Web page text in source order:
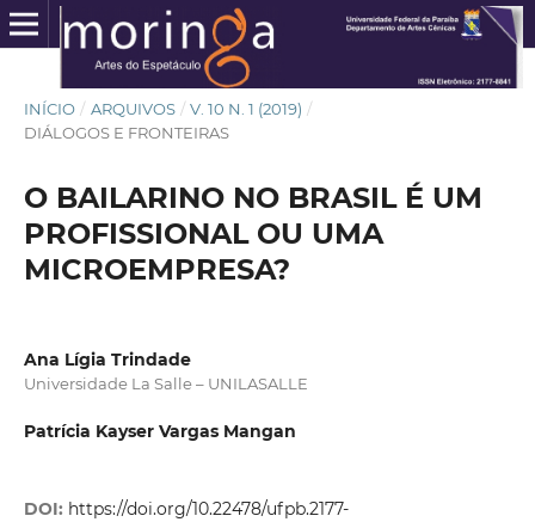
INÍCIO / ARQUIVOS / V. 10 N. 1 (2019) /
DIÁLOGOS E FRONTEIRAS
O BAILARINO NO BRASIL É UM
PROFISSIONAL OU UMA
MICROEMPRESA?
Ana Lígia Trindade
Universidade La Salle – UNILASALLE
Patrícia Kayser Vargas Mangan
DOI: https://doi.org/10.22478/ufpb.2177-